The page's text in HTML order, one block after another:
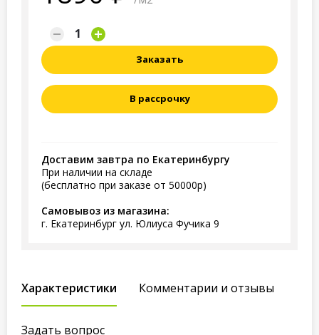
Заказать
В рассрочку
Доставим завтра по Екатеринбургу
При наличии на складе
(бесплатно при заказе от 50000р)
Самовывоз из магазина:
г. Екатеринбург ул. Юлиуса Фучика 9
Характеристики Комментарии и отзывы
Задать вопрос